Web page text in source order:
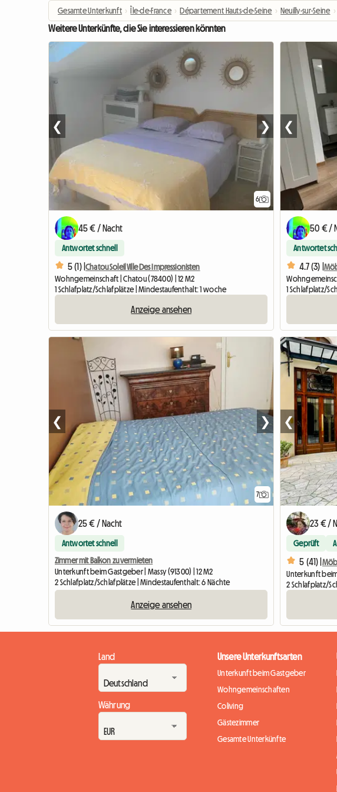
Gesamte Unterkunft › Île-de-France › Département Hauts-de-Seine › Neuilly-sur-Seine ›
Weitere Unterkünfte, die Sie interessieren könnten
6
❮ ❯
45 € / Nacht
Antwortet schnell
5 (1) |Chatou Soleil Ville Des Impressionisten
Wohngemeinschaft | Chatou (78400) | 12 M2
1 Schlafplatz/Schlafplätze | Mindestaufenthalt: 1 woche
Anzeige ansehen
❮
50 € /
Antwortet
4.7 (3) |
1 Schlafplatz/
7
❮ ❯
25 € / Nacht
Antwortet schnell
Zimmer mit Balkon zu vermieten
Unterkunft beim Gastgeber | Massy (91300) | 12 M2
2 Schlafplatz/Schlafplätze | Mindestaufenthalt: 6 Nächte
Anzeige ansehen
❮
23 € /
Geprüft
5 (41) |
Unterkunft beim
2 Schlafplatz/
Land
Währung
Unsere Unterkunftsarten
Unterkunft beim Gastgeber
Wohngemeinschaften
Coliving
Gästezimmer
Gesamte Unterkünfte